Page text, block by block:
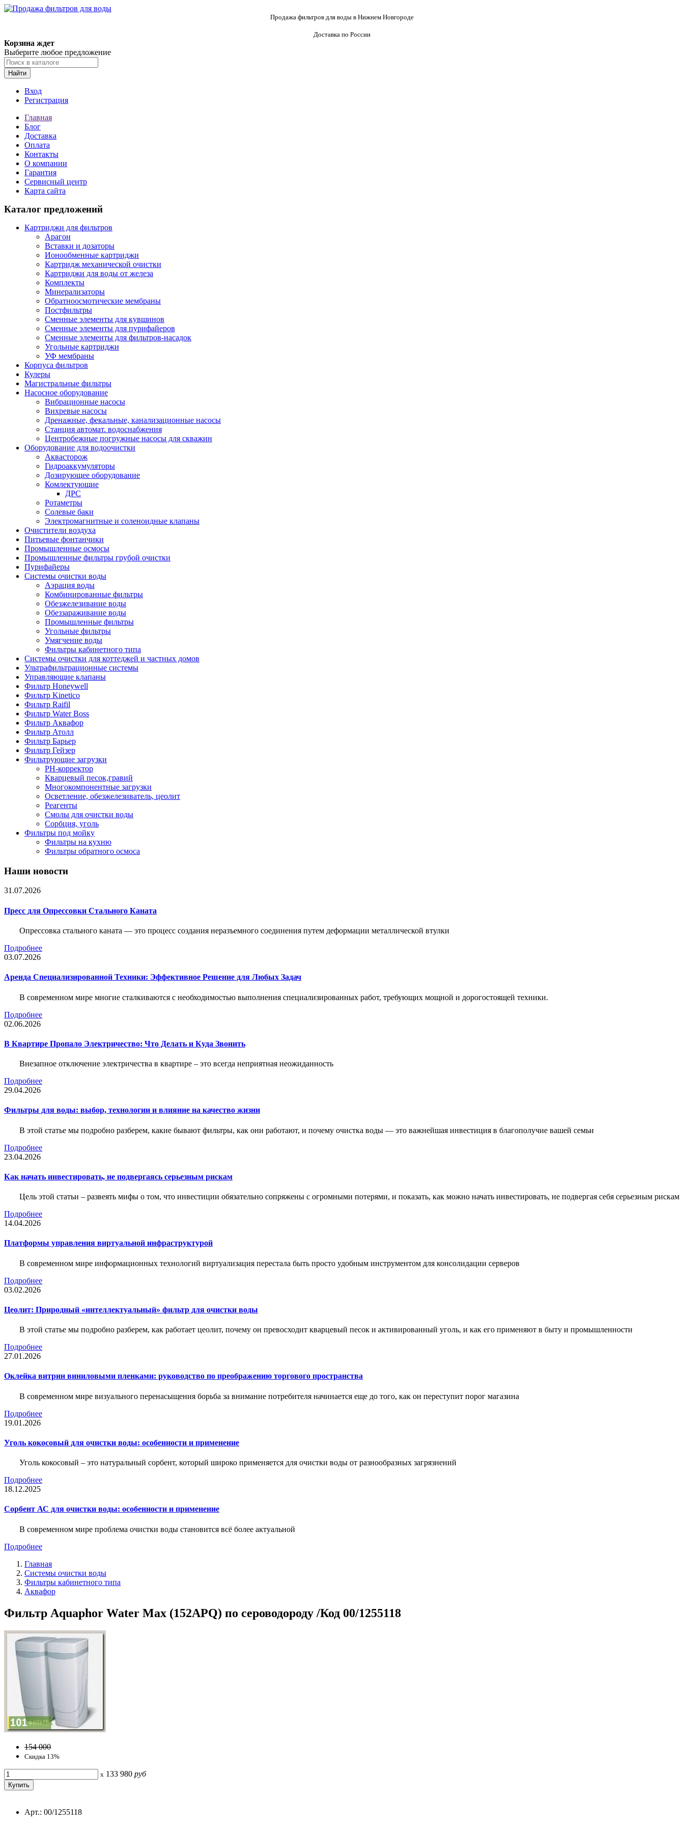
Продажа фильтров для воды в Нижнем Новгороде
Доставка по России
Корзина ждет
Выберите любое предложение
Найти
Вход
Регистрация
Главная
Блог
Доставка
Оплата
Контакты
О компании
Гарантия
Сервисный центр
Карта сайта
Каталог предложений
Картриджи для фильтров
Арагон
Вставки и дозаторы
Ионообменные картриджи
Картридж механической очистки
Картриджи для воды от железа
Комплекты
Минерализаторы
Обратноосмотические мембраны
Постфильтры
Сменные элементы для кувшинов
Сменные элементы для пурифайеров
Сменные элементы для фильтров-насадок
Угольные картриджи
УФ мембраны
Корпуса фильтров
Кулеры
Магистральные фильтры
Насосное оборудование
Вибрационные насосы
Вихревые насосы
Дренажные, фекальные, канализационные насосы
Станция автомат. водоснабжения
Центробежные погружные насосы для скважин
Оборудование для водоочистки
Аквасторож
Гидроаккумуляторы
Дозирующее оборудование
Комлектующие
ДРС
Ротаметры
Солевые баки
Электромагнитные и соленоидные клапаны
Очистители воздуха
Питьевые фонтанчики
Промышленные осмосы
Промышленные фильтры грубой очистки
Пурифайеры
Системы очистки воды
Аэрация воды
Комбинированные фильтры
Обезжелезивание воды
Обеззараживание воды
Промышленные фильтры
Угольные фильтры
Умягчение воды
Фильтры кабинетного типа
Системы очистки для коттеджей и частных домов
Ультрафильтрационные системы
Управляющие клапаны
Фильтр Honeywell
Фильтр Kinetico
Фильтр Raifil
Фильтр Water Boss
Фильтр Аквафор
Фильтр Атолл
Фильтр Барьер
Фильтр Гейзер
Фильтрующие загрузки
PH-корректор
Кварцевый песок,гравий
Многокомпонентные загрузки
Осветление, обезжелезиватель, цеолит
Реагенты
Смолы для очистки воды
Сорбция, уголь
Фильтры под мойку
Фильтры на кухню
Фильтры обратного осмоса
Наши новости
31.07.2026
Пресс для Опрессовки Стального Каната
Опрессовка стального каната — это процесс создания неразъемного соединения путем деформации металлической втулки
Подробнее
03.07.2026
Аренда Специализированной Техники: Эффективное Решение для Любых Задач
В современном мире многие сталкиваются с необходимостью выполнения специализированных работ, требующих мощной и дорогостоящей техники.
Подробнее
02.06.2026
В Квартире Пропало Электричество: Что Делать и Куда Звонить
Внезапное отключение электричества в квартире – это всегда неприятная неожиданность
Подробнее
29.04.2026
Фильтры для воды: выбор, технологии и влияние на качество жизни
В этой статье мы подробно разберем, какие бывают фильтры, как они работают, и почему очистка воды — это важнейшая инвестиция в благополучие вашей семьи
Подробнее
23.04.2026
Как начать инвестировать, не подвергаясь серьезным рискам
Цель этой статьи – развеять мифы о том, что инвестиции обязательно сопряжены с огромными потерями, и показать, как можно начать инвестировать, не подвергая себя серьезным рискам
Подробнее
14.04.2026
Платформы управления виртуальной инфраструктурой
В современном мире информационных технологий виртуализация перестала быть просто удобным инструментом для консолидации серверов
Подробнее
03.02.2026
Цеолит: Природный «интеллектуальный» фильтр для очистки воды
В этой статье мы подробно разберем, как работает цеолит, почему он превосходит кварцевый песок и активированный уголь, и как его применяют в быту и промышленности
Подробнее
27.01.2026
Оклейка витрин виниловыми пленками: руководство по преображению торгового пространства
В современном мире визуального перенасыщения борьба за внимание потребителя начинается еще до того, как он переступит порог магазина
Подробнее
19.01.2026
Уголь кокосовый для очистки воды: особенности и применение
Уголь кокосовый – это натуральный сорбент, который широко применяется для очистки воды от разнообразных загрязнений
Подробнее
18.12.2025
Сорбент АС для очистки воды: особенности и применение
В современном мире проблема очистки воды становится всё более актуальной
Подробнее
Главная
Системы очистки воды
Фильтры кабинетного типа
Аквафор
Фильтр Aquaphor Water Мах (152APQ) по сероводороду /Код 00/1255118
154 000
Скидка 13%
x 133 980 руб
Арт.: 00/1255118